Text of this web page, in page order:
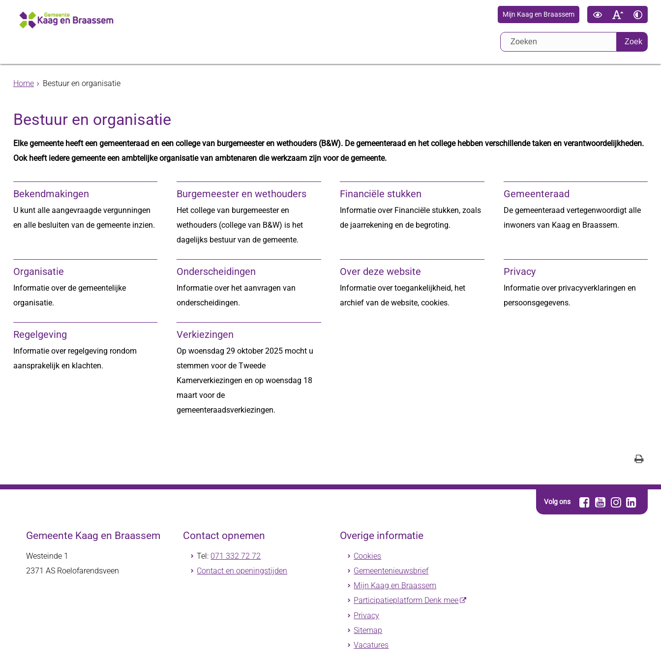
Mijn Kaag en Braassem
Zoek
Home Bestuur en organisatie
Bestuur en organisatie
Elke gemeente heeft een gemeenteraad en een college van burgemeester en wethouders (B&W). De gemeenteraad en het college hebben verschillende taken en verantwoordelijkheden.
Ook heeft iedere gemeente een ambtelijke organisatie van ambtenaren die werkzaam zijn voor de gemeente.
Bekendmakingen
U kunt alle aangevraagde vergunningen
en alle besluiten van de gemeente inzien.
Burgemeester en wethouders
Het college van burgemeester en
wethouders (college van B&W) is het
dagelijks bestuur van de gemeente.
Financiële stukken
Informatie over Financiële stukken, zoals
de jaarrekening en de begroting.
Gemeenteraad
De gemeenteraad vertegenwoordigt alle
inwoners van Kaag en Braassem.
Organisatie
Informatie over de gemeentelijke
organisatie.
Onderscheidingen
Informatie over het aanvragen van
onderscheidingen.
Over deze website
Informatie over toegankelijkheid, het
archief van de website, cookies.
Privacy
Informatie over privacyverklaringen en
persoonsgegevens.
Regelgeving
Informatie over regelgeving rondom
aansprakelijk en klachten.
Verkiezingen
Op woensdag 29 oktober 2025 mocht u
stemmen voor de Tweede
Kamerverkiezingen en op woensdag 18
maart voor de
gemeenteraadsverkiezingen.
Volg ons
Gemeente Kaag en Braassem
Westeinde 1
2371 AS Roelofarendsveen
Contact opnemen
Tel: 071 332 72 72
Contact en openingstijden
Overige informatie
Cookies
Gemeentenieuwsbrief
Mijn Kaag en Braassem
Participatieplatform Denk mee
Privacy
Sitemap
Vacatures